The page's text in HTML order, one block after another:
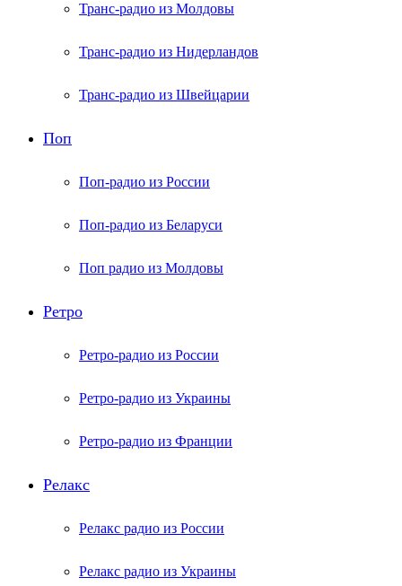
Транс-радио из Молдовы
Транс-радио из Нидерландов
Транс-радио из Швейцарии
Поп
Поп-радио из России
Поп-радио из Беларуси
Поп радио из Молдовы
Ретро
Ретро-радио из России
Ретро-радио из Украины
Ретро-радио из Франции
Релакс
Релакс радио из России
Релакс радио из Украины